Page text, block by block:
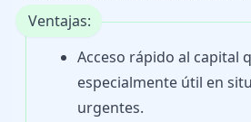
Ventajas:
Acceso rápido al capital
especialmente útil en
urgentes.